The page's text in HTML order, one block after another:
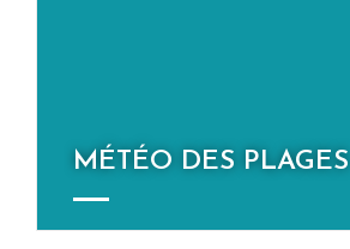
MÉTÉO DES PLAGES